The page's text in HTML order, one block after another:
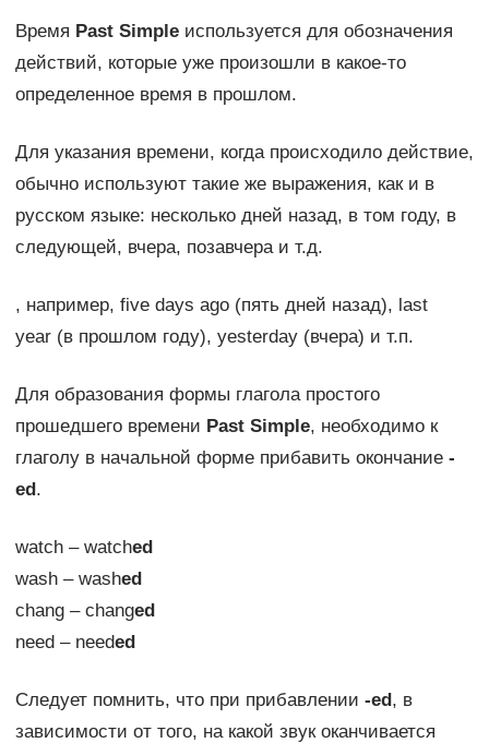
Время Past Simpleиспользуется для обозначения
действий, которые уже произошли в какое-то
определенное время в прошлом.
Для указания времени, когда происходило действие,
обычно используют такие же выражения, как и в
русском языке: несколько дней назад, в том году, в
следующей, вчера, позавчера и т.д.
, например, five days ago (пять дней назад), last
year (в прошлом году), yesterday (вчера) и т.п.
Для образования формы глагола простого
прошедшего времени Past Simple, необходимо к
глаголу в начальной форме прибавить окончание -
ed.
watch – watched
wash – washed
chang – changed
need – needed
Следует помнить, что при прибавлении -ed, в
зависимости от того, на какой звук оканчивается